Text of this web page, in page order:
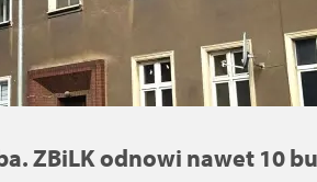
ZBiLK odnowi nawet 10